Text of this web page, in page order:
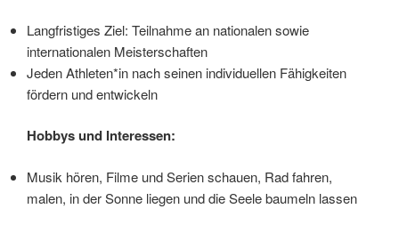
Langfristiges Ziel: Teilnahme an nationalen sowie
internationalen Meisterschaften
Jeden Athleten*in nach seinen individuellen Fähigkeiten
fördern und entwickeln
Hobbys und Interessen:
Musik hören, Filme und Serien schauen, Rad fahren,
malen, in der Sonne liegen und die Seele baumeln lassen